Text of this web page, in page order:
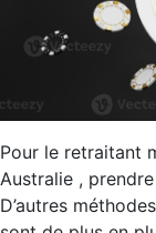
Pour le retraitant
Australie ,
D’autres